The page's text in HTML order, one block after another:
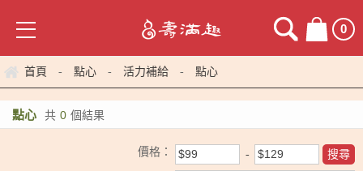
0
首頁 - 點心 - 活力補給 - 點心
點心 共 0 個結果
價格：